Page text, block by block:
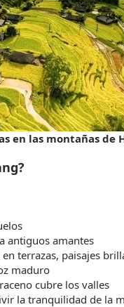
en las montañas de
antiguos amantes
terrazas, paisajes
maduro
cubre los valles
la tranquilidad de la